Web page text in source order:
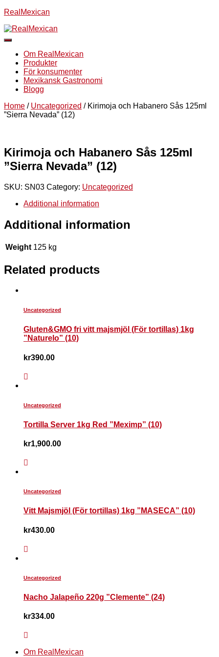
RealMexican
Slå
navigeringOm RealMexican
Produkter
För konsumenter
Mexikansk Gastronomi
Blogg
Home / Uncategorized / Kirimoja och Habanero Sås 125ml
”Sierra Nevada” (12)
Kirimoja och Habanero Sås 125ml
”Sierra Nevada” (12)
SKU: SN03 Category: Uncategorized
Additional information
Additional information
Weight 125 kg
Related products
Uncategorized
Gluten&GMO fri vitt majsmjöl (För tortillas) 1kg
”Naturelo” (10)
kr390.00
Uncategorized
Tortilla Server 1kg Red ”Meximp” (10)
kr1,900.00
Uncategorized
Vitt Majsmjöl (För tortillas) 1kg ”MASECA” (10)
kr430.00
Uncategorized
Nacho Jalapeño 220g ”Clemente” (24)
kr334.00
Om RealMexican